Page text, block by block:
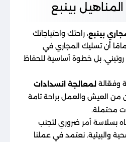
بينبع
بينبع، راحتك واحتياجاتك
أن تسليك المجاري في
روتيني، بل خطوة أساسية للحفاظ
وفعّالة لمعالجة انسدادات
من العيش والعمل براحة تامة
محتملة.
بسلاسة أمر ضروري لتجنب
والبيئية. نعتمد في عملنا